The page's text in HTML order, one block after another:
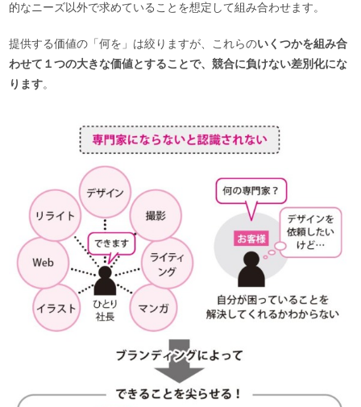
的なニーズ以外で求めていることを想定して組み合わせます。
提供する価値の「何を」は絞りますが、これらのいくつかを組み合
わせて１つの大きな価値とすることで、競合に負けない差別化にな
ります。